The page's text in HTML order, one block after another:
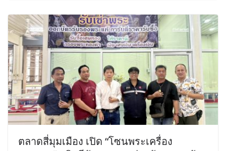
ตลาดสี่มุมเมือง เปิด “โซนพระเครื่อง